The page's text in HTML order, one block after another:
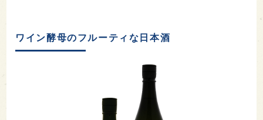
ワイン酵母のフルーティな日本酒